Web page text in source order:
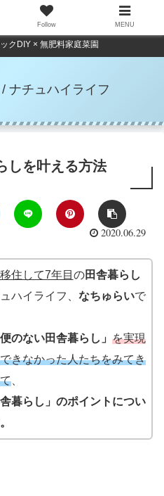
クDIY × 無肥料家庭菜園
ナチュハイライフ
しを叶える方法
2020.06.29
住して7年目 の田舎暮らし
ハイライフ、 なちゅらいで
便のない田舎暮らし」 を実現
きなかった人たちをみてき
、
暮らし 」のポイントについ
Follow MENU